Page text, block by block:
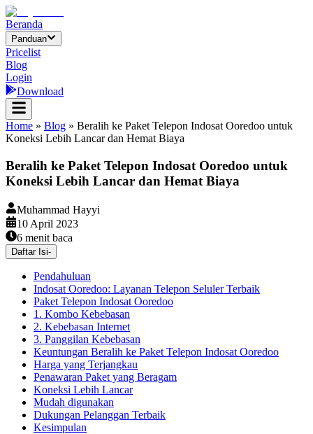
Beranda
Panduan
Pricelist
Blog
Login
Download
Home » Blog » Beralih ke Paket Telepon Indosat Ooredoo untuk
Koneksi Lebih Lancar dan Hemat Biaya
Beralih ke Paket Telepon Indosat Ooredoo untuk
Koneksi Lebih Lancar dan Hemat Biaya
Muhammad Hayyi
10 April 2023
6 menit baca
Daftar Isi-
Pendahuluan
Indosat Ooredoo: Layanan Telepon Seluler Terbaik
Paket Telepon Indosat Ooredoo
1. Kombo Kebebasan
2. Kebebasan Internet
3. Panggilan Kebebasan
Keuntungan Beralih ke Paket Telepon Indosat Ooredoo
Harga yang Terjangkau
Penawaran Paket yang Beragam
Koneksi Lebih Lancar
Mudah digunakan
Dukungan Pelanggan Terbaik
Kesimpulan